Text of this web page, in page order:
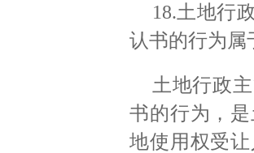
18.土地行
认书的行为属
土地行政
书的行为，
地使用权受